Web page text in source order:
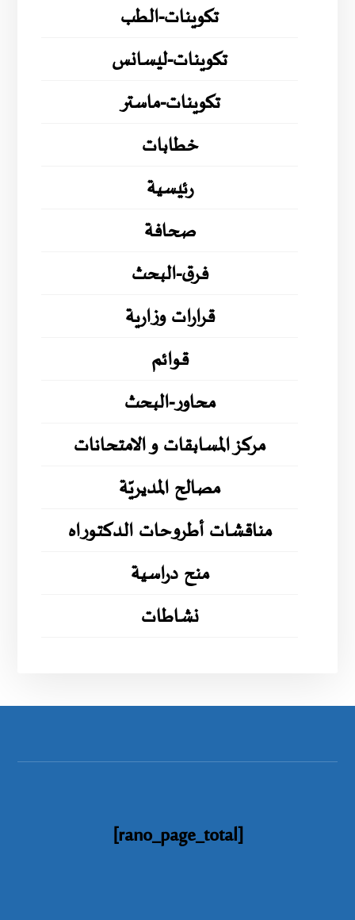
تكوينات-الطب
تكوينات-ليسانس
تكوينات-ماستر
خطابات
رئيسية
صحافة
فرق-البحث
قرارات وزارية
قوائم
محاور-البحث
مركز المسابقات و الامتحانات
مصالح المديريّة
مناقشات أطروحات الدكتوراه
منح دراسية
نشاطات
[rano_page_total]